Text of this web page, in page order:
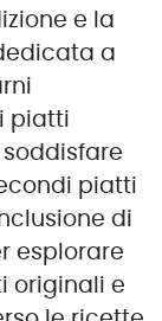
e la
a
piatti
piatti
di
esplorare
originali e